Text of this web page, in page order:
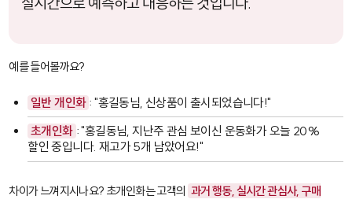
예를 들어볼까요?
일반 개인화 : "홍길동님, 신상품이 출시되었습니다!"
초개인화 : "홍길동님, 지난주 관심 보이신 운동화가 오늘 20%
할인 중입니다. 재고가 5개 남았어요!"
차이가 느껴지시나요? 초개인화는 고객의 과거 행동, 실시간 관심사, 구매